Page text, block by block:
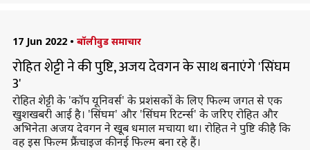
17 Jun 2022 • बॉलीवुड समाचार
रोहित शेट्टी ने की पुष्टि, अजय देवगन के साथ बनाएंगे 'सिंघम
3'
रोहित शेट्टी के 'कॉप यूनिवर्स' के प्रशंसकों के लिए फिल्म जगत से एक
खुशखबरी आई है। 'सिंघम' और 'सिंघम रिटर्न्स' के जरिए रोहित और
अभिनेता अजय देवगन ने खूब धमाल मचाया था। रोहित ने पुष्टि की है कि
वह इस फिल्म फ्रैंचाइज की नई फिल्म बना रहे हैं।